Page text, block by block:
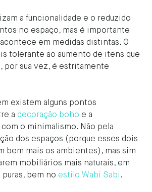
a funcionalidade e o reduzido
no espaço, mas é importante
em medidas distintas. O
tolerante ao aumento de itens que
por sua vez, é estritamente
existem alguns pontos
a decoração boho e a
com o minimalismo. Não pela
dos espaços (porque esses dois
bem mais os ambientes), mas sim
mobiliários mais naturais, em
puras, bem no estilo Wabi Sabi .